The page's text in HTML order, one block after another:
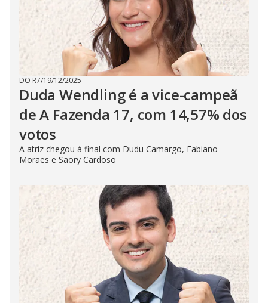
DO R7/19/12/2025
Duda Wendling é a vice-campeã
de A Fazenda 17, com 14,57% dos
votos
A atriz chegou à final com Dudu Camargo, Fabiano
Moraes e Saory Cardoso